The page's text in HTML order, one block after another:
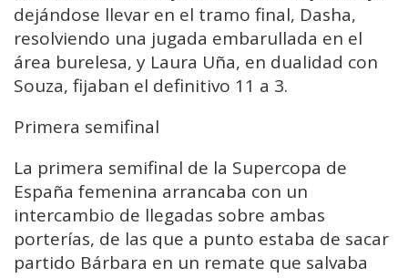
dejándose llevar en el tramo final, Dasha,
resolviendo una jugada embarullada en el
área burelesa, y Laura Uña, en dualidad con
Souza, fijaban el definitivo 11 a 3.
Primera semifinal
La primera semifinal de la Supercopa de
España femenina arrancaba con un
intercambio de llegadas sobre ambas
porterías, de las que a punto estaba de sacar
partido Bárbara en un remate que salvaba